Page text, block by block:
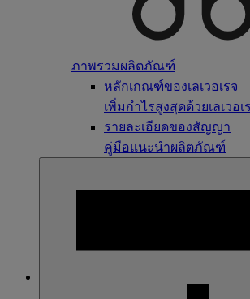
ภาพรวมผลิตภัณฑ์
หลักเกณฑ์ของเลเวอเรจ
เพิ่มกำไรสูงสุดด้วยเลเวอเ
รายละเอียดของสัญญา
คู่มือแนะนำผลิตภัณฑ์